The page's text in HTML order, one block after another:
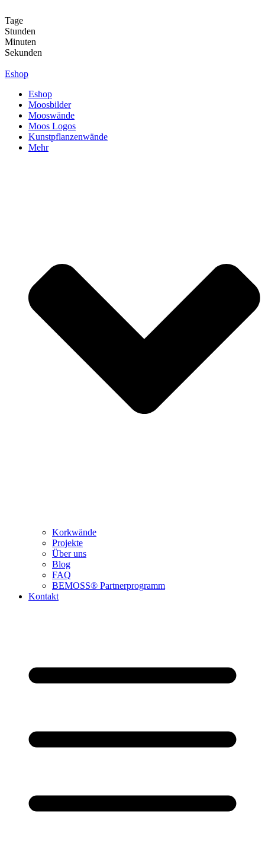
Inhalt
springen
Tage
Stunden
Minuten
Sekunden
Eshop
Eshop
Moosbilder
Mooswände
Moos Logos
Kunstpflanzenwände
Mehr
Korkwände
Projekte
Über uns
Blog
FAQ
BEMOSS® Partnerprogramm​
Kontakt